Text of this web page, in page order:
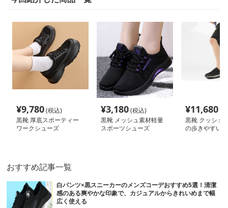
¥9,780(税込)
黒靴 厚底スポーティー
ワークシューズ
¥3,180(税込)
黒靴 メッシュ素材軽量
スポーツシューズ
¥11,680
黒靴 クッショ
の歩きやすい
おすすめ記事一覧
白パンツ×黒スニーカーのメンズコーデおすすめ5選！清潔
感のある爽やかな印象で、カジュアルからきれいめまで幅
広く使える